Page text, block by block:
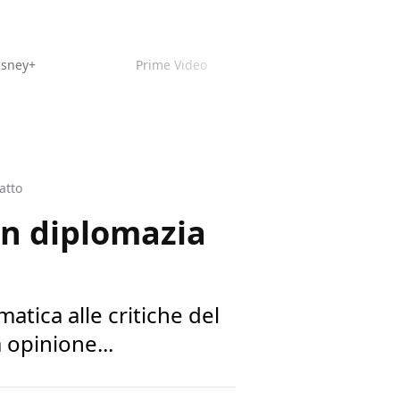
Prime Video
diplomazia
alle critiche del